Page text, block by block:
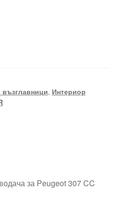
, Интериор
за Peugeot 307 CC